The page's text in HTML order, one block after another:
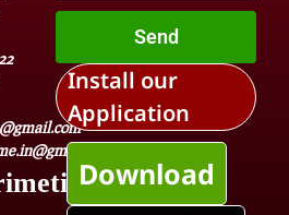
Send
Install our
Application
Download